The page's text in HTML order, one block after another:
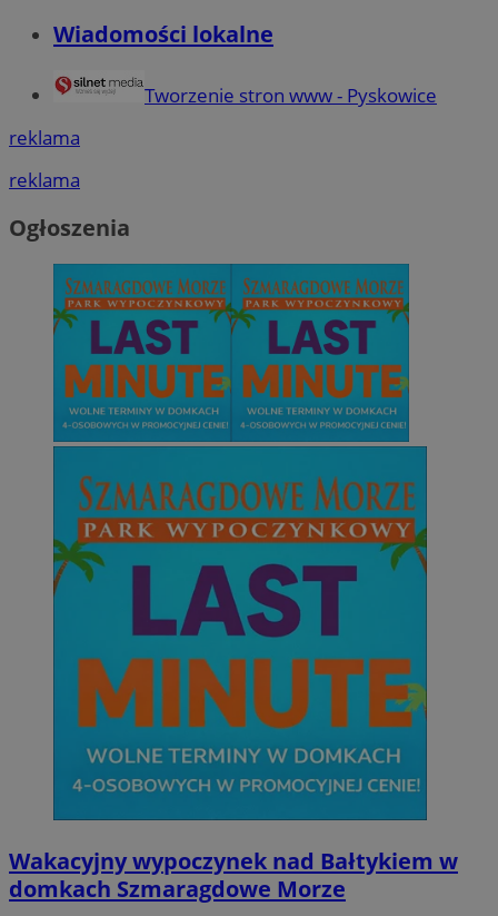
Wiadomości lokalne
Tworzenie stron www - Pyskowice
reklama
reklama
Ogłoszenia
Wakacyjny wypoczynek nad Bałtykiem w
domkach Szmaragdowe Morze